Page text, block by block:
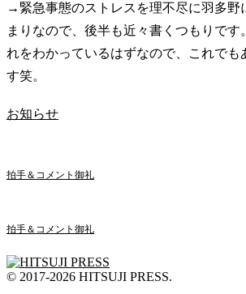
→緊急事態のストレスを理不尽に羽多野
まりなので、後半も近々書くつもりで
れをわかっているはずなので、これで
す笑。
お知らせ
拍手＆コメント御礼
拍手＆コメント御礼
© 2017-2026 HITSUJI PRESS.